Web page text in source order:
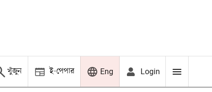
খুঁজুন ই-পেপার Eng Login